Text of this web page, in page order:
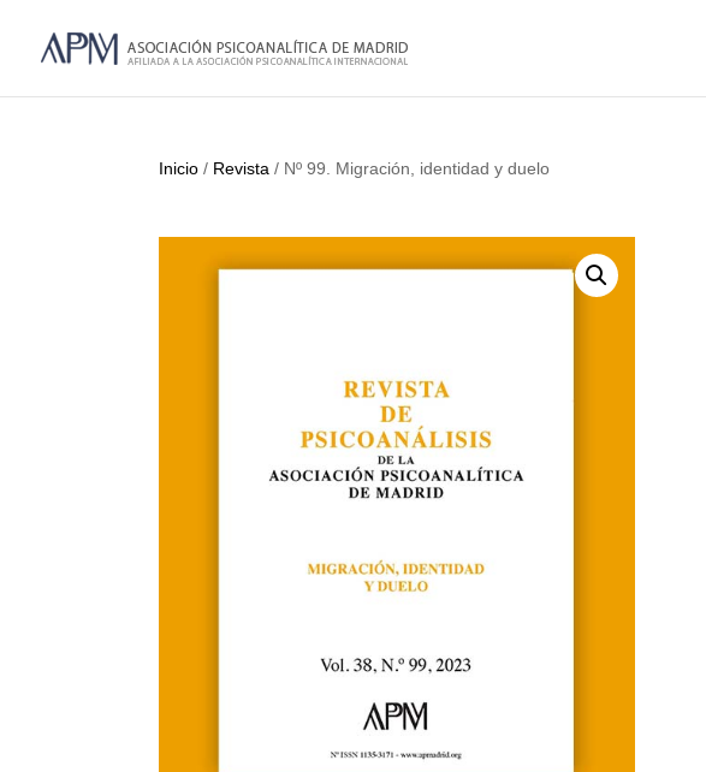
Inicio / Revista / Nº 99. Migración, identidad y duelo